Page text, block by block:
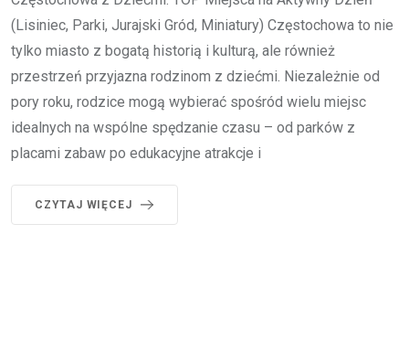
(Lisiniec, Parki, Jurajski Gród, Miniatury) Częstochowa to nie
tylko miasto z bogatą historią i kulturą, ale również
przestrzeń przyjazna rodzinom z dziećmi. Niezależnie od
pory roku, rodzice mogą wybierać spośród wielu miejsc
idealnych na wspólne spędzanie czasu – od parków z
placami zabaw po edukacyjne atrakcje i
CZYTAJ WIĘCEJ